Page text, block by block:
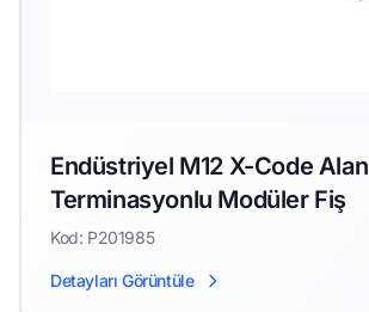
Endüstriyel M12 X-Code Alan
Terminasyonlu Modüler Fiş
Kod: P201985
Detayları Görüntüle